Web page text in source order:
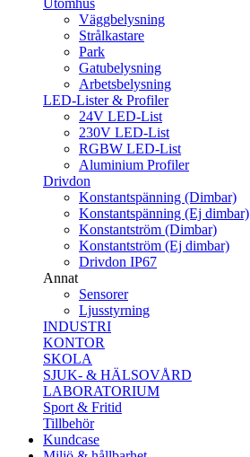
Utomhus
Väggbelysning
Strålkastare
Park
Gatubelysning
Arbetsbelysning
LED-Lister & Profiler
24V LED-List
230V LED-List
RGBW LED-List
Aluminium Profiler
Drivdon
Konstantspänning (Dimbar)
Konstantspänning (Ej dimbar)
Konstantström (Dimbar)
Konstantström (Ej dimbar)
Drivdon IP67
Annat
Sensorer
Ljusstyrning
INDUSTRI
KONTOR
SKOLA
SJUK- & HÄLSOVÅRD
LABORATORIUM
Sport & Fritid
Tillbehör
Kundcase